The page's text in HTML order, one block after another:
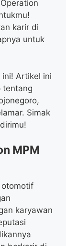
karir di
untuk
Artikel ini
tentang
Simak
MPM
otomotif
karyawan